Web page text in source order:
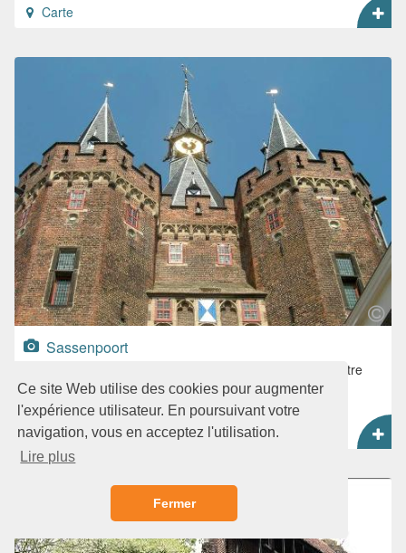
Ce site Web utilise des cookies pour augmenter
l'expérience utilisateur. En poursuivant votre
navigation, vous en acceptez l'utilisation.
Lire plus
Fermer
Carte
Sassenpoort
Ce bâtiment le plus frappant de Zwolle peut également être
visité. Montez l'escalier médiéval de la tour et découvrez
l'histoire de la porte.
Carte